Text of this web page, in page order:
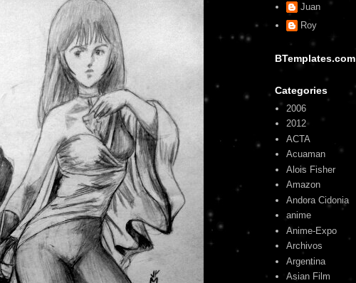
Juan
Roy
BTemplates.com
Categories
2006
2012
ACTA
Acuaman
Alois Fisher
Amazon
Andora Cidonia
anime
Anime-Expo
Archivos
Argentina
Asian Film